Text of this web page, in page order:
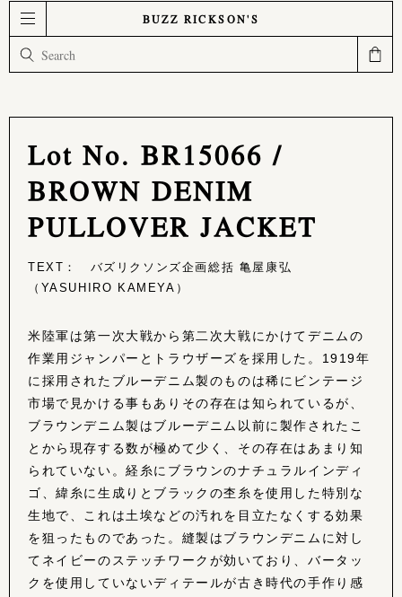
BUZZ RICKSON'S
Lot No. BR15066 /
BROWN DENIM
PULLOVER JACKET
TEXT： バズリクソンズ企画総括 亀屋康弘
（YASUHIRO KAMEYA）
米陸軍は第一次大戦から第二次大戦にかけてデニムの
作業用ジャンパーとトラウザーズを採用した。1919年
に採用されたブルーデニム製のものは稀にビンテージ
市場で見かける事もありその存在は知られているが、
ブラウンデニム製はブルーデニム以前に製作されたこ
とから現存する数が極めて少く、その存在はあまり知
られていない。経糸にブラウンのナチュラルインディ
ゴ、緯糸に生成りとブラックの杢糸を使用した特別な
生地で、これは土埃などの汚れを目立たなくする効果
を狙ったものであった。縫製はブラウンデニムに対し
てネイビーのステッチワークが効いており、バータッ
クを使用していないディテールが古き時代の手作り感